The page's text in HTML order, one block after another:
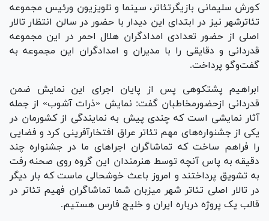
کورش سلیمانی بازیگرتئاتر، سینما و تلویزیون ورئیس مجموعه
تئاترشهر نیز در ابتدای این دیدار با حضور در سالن انتظار تالار
اصلی از حضور تعدادی امدادگران هلال احمر در این مجموعه
قدردانی و دقایقی را با مدیران و امدادگران این مجموعه به
گفت‌و‌گو پرداخت.
ابراهیم پشتکوهی پس از پایان اجرای این نمایش ضمن
قدردانی ازحضورمخاطبان گفت: نمایش «ذرات آشوب» از جمله
آثار نمایشی است که چندی پیش به نمایندگی از کشورمان در
یکی از جشنواره‌های مهم تئاتر عراق افتخارآفرینی کرد و فضایی
را فراهم ساخت که تماشاگران اجرا‌های ما در جشنواره چند
دقیقه به پاس آنچه توسط هنرمندان این گروه روی صحنه رفت
به تشویق پرداختند و امروز باعث خوشحالی ماست که بار دیگر
در تالار اصلی تئاتر شهر میزبان شما تماشاگران فهیم تئاتر در
قالب یک پروژه درباره ایران و خلیج فارس هستیم.